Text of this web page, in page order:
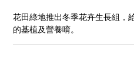
花田綠地推出冬季花卉生長組，
的基植及營養唷。